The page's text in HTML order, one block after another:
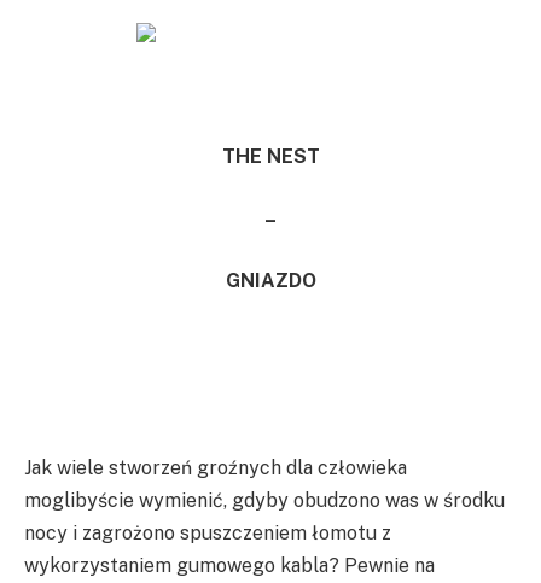
THE NEST
–
GNIAZDO
Jak wiele stworzeń groźnych dla człowieka
moglibyście wymienić, gdyby obudzono was w środku
nocy i zagrożono spuszczeniem łomotu z
wykorzystaniem gumowego kabla? Pewnie na